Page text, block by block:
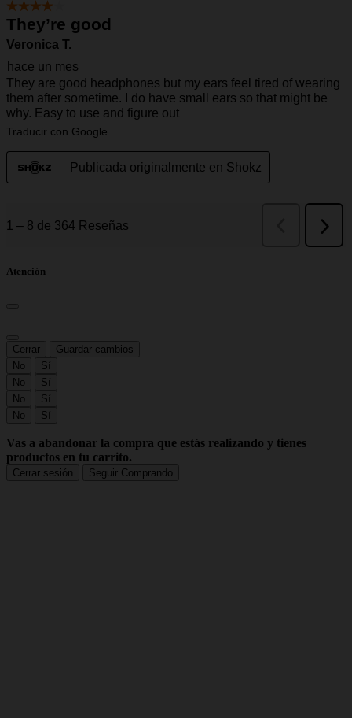
Atención
Cerrar
Guardar cambios
No
Sí
No
Sí
No
Sí
No
Sí
Vas a abandonar la compra que estás realizando y tienes
productos en tu carrito.
Cerrar sesión Seguir Comprando